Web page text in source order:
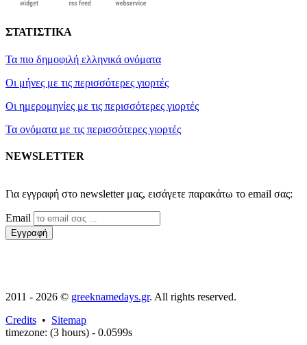
ΣΤΑΤΙΣΤΙΚΑ
Τα πιο δημοφιλή ελληνικά ονόματα
Οι μήνες με τις περισσότερες γιορτές
Οι ημερομηνίες με τις περισσότερες γιορτές
Τα ονόματα με τις περισσότερες γιορτές
NEWSLETTER
2011 - 2026 © greeknamedays.gr. All rights reserved.
Credits • Sitemap
timezone: (3 hours) - 0.0599s